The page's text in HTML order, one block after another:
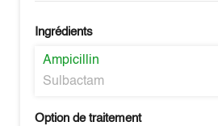
Ingrédients
Ampicillin
Sulbactam
Option de traitement